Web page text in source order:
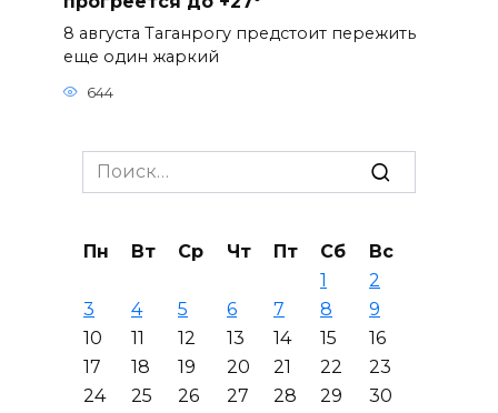
8 августа Таганрогу предстоит пережить
еще один жаркий
644
Search
for:
Пн Вт Ср Чт Пт Сб
Вс
1
2
3
4 5 6 7 8
9
10
11 12 13 14 15
16
17
18 19 20 21 22
23
24
25 26 27 28 29
30